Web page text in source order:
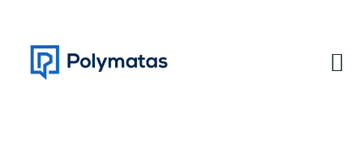
navegación
contenido
principal